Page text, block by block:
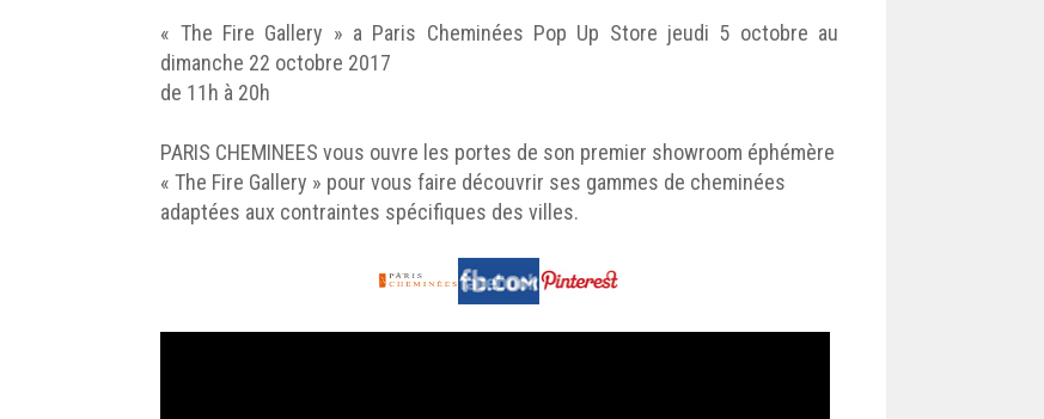
« The Fire Gallery » a Paris Cheminées Pop Up Store jeudi 5 octobre au
dimanche 22 octobre 2017
de 11h à 20h
PARIS CHEMINEES vous ouvre les portes de son premier showroom éphémère
« The Fire Gallery » pour vous faire découvrir ses gammes de cheminées
adaptées aux contraintes spécifiques des villes.